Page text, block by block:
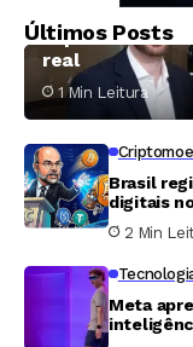
Últimos Posts
Atlas Inc.
impulsionar
real
1 Min Leitura
Brasil
digitais
Banco
2 Min
Meta
de código